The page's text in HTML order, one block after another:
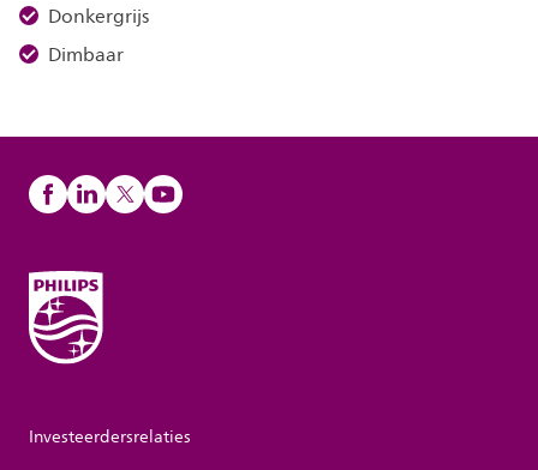
Donkergrijs
Dimbaar
Investeerdersrelaties